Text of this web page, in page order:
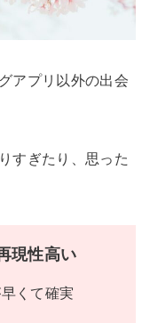
アプリ以外の出会
すぎたり、思った
現性高い
くて確実